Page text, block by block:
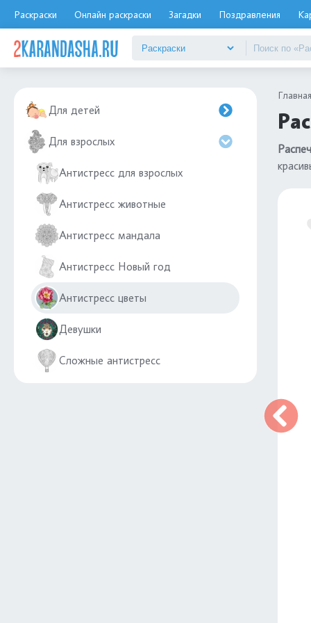
Раскраски Онлайн раскраски Загадки Поздравления
Для детей
Для взрослых
Антистресс для взрослых
Антистресс животные
Антистресс мандала
Антистресс Новый год
Антистресс цветы
Девушки
Сложные антистресс
Главная